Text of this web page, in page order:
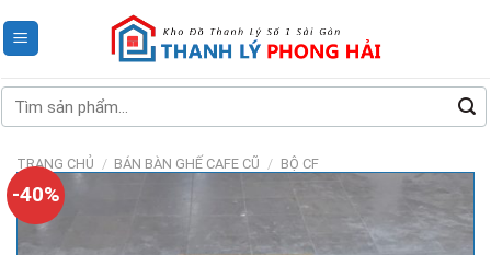
to
Tìm
kiếm:
TRANG CHỦ / BÁN BÀN GHẾ CAFE CŨ / BỘ CF
-40%